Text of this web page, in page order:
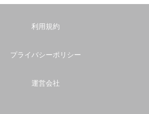
利用規約
プライバシーポリシー
運営会社